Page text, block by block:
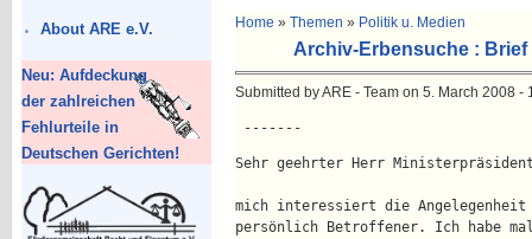
About ARE e.V.
Neu: Aufdeckung
der zahlreichen
Fehlurteile in
Deutschen Gerichten!
Home » Themen » Politik u. Medien
Archiv-Erbensuche : Brief
Submitted by ARE - Team on 5. March 2008 -
-------
Sehr geehrter Herr
mich interessiert die
persönlich Betroffener. Ich habe